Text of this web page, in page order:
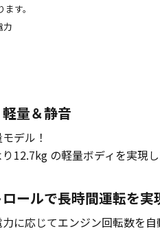
す。
力
量＆静音
デル！
12.7kg の軽量ボディを実現し
ールで長時間運転を実
に応じてエンジン回転数を